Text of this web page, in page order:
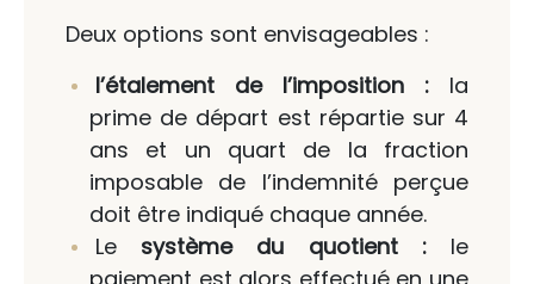
Deux options sont envisageables :
l’étalement de l’imposition : la
prime de départ est répartie sur 4
ans et un quart de la fraction
imposable de l’indemnité perçue
doit être indiqué chaque année.
Le système du quotient :le